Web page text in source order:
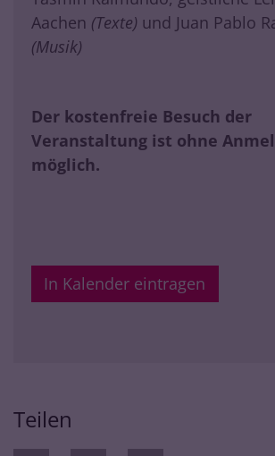
Aachen (Texte) und Juan Pablo
(Musik)
Der kostenfreie Besuch der
Veranstaltung ist ohne
möglich.
In Kalender eintragen
Teilen